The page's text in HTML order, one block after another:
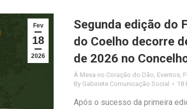
Fev
18
2026
Segunda edição do
do Coelho decorre
de 2026 no
À Mesa no Coração do Dão Eventos
By Gabinete Comunicação Social 18
Após o sucesso da primeira